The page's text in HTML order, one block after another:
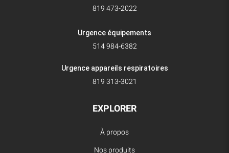
819 473-2022
Urgence équipements
514 984-6382
Urgence appareils respiratoires
819 313-3021
EXPLORER
À propos
Nos produits